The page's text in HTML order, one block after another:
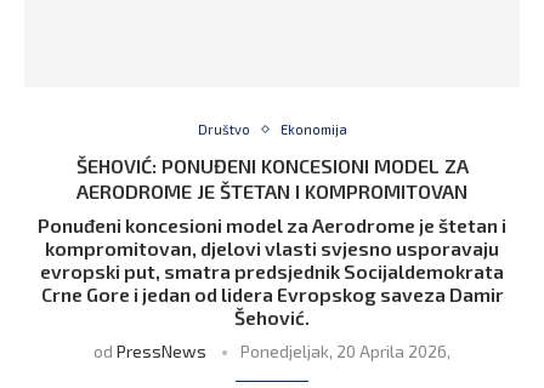
Društvo Ekonomija
ŠEHOVIĆ: PONUĐENI KONCESIONI MODEL ZA
AERODROME JE ŠTETAN I KOMPROMITOVAN
Ponuđeni koncesioni model za Aerodrome je štetan i
kompromitovan, djelovi vlasti svjesno usporavaju
evropski put, smatra predsjednik Socijaldemokrata
Crne Gore i jedan od lidera Evropskog saveza Damir
Šehović.
od PressNews Ponedjeljak, 20 Aprila 2026,